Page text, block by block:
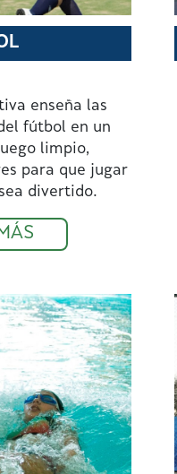
enseña las
fútbol en un
limpio,
para que jugar
divertido.